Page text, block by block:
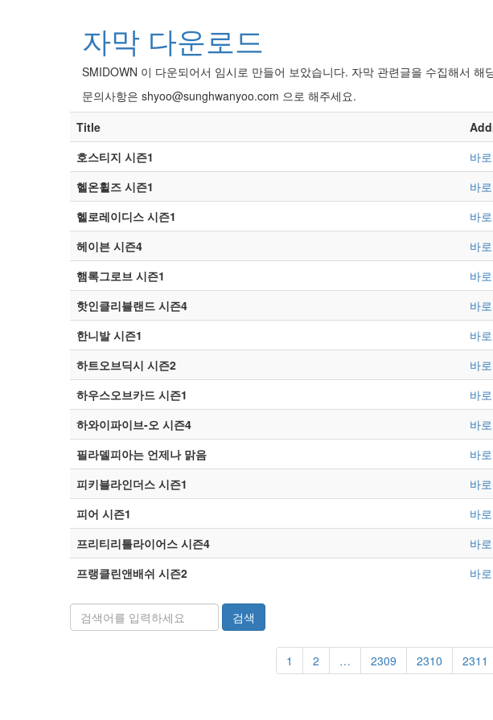
자막 다운로드
SMIDOWN 이 다운되어서 임시로 만들어 보았습니다. 자막 관련글을 수집해서
문의사항은 shyoo@sunghwanyoo.com 으로 해주세요.
Title
호스티지 시즌1
바
헬온휠즈 시즌1
바
헬로레이디스 시즌1
바
헤이븐 시즌4
바
햄록그로브 시즌1
바
핫인클리블랜드 시즌4
바
한니발 시즌1
바
하트오브딕시 시즌2
바
하우스오브카드 시즌1
바
하와이파이브-오 시즌4
바
필라델피아는 언제나 맑음
바
피키블라인더스 시즌1
바
피어 시즌1
바
프리티리틀라이어스 시즌4
바
프랭클린앤배쉬 시즌2
바
검색
1 2 … 2309 2310 2311